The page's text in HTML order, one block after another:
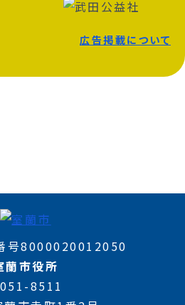
広告掲載について
号8000020012050
蘭市役所
8511